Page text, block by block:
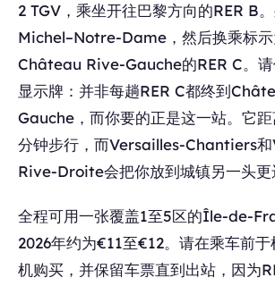
2 TGV，乘坐开往巴黎方向的RER B
Michel–Notre-Dame，然后换乘标
Château Rive-Gauche的RER C。
显示牌：并非每趟RER C都终到
Gauche，而你要的正是这一站。它
分钟步行，而Versailles-Chantiers
Rive-Droite会把你放到城镇另一头更
全程可用一张覆盖1至5区的Île-de-
2026年约为€11至€12。请在乘车前
机购买，并保留车票直到出站，因为